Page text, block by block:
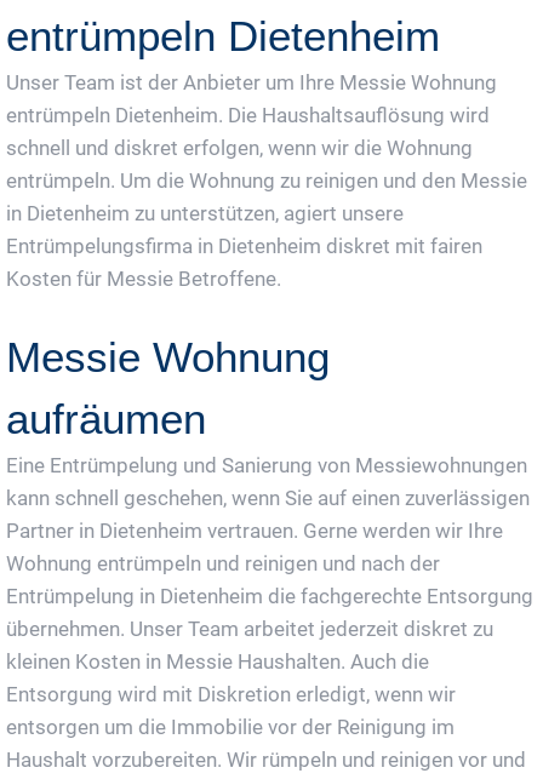
entrümpeln Dietenheim
Unser Team ist der Anbieter um Ihre Messie Wohnung
entrümpeln Dietenheim. Die Haushaltsauflösung wird
schnell und diskret erfolgen, wenn wir die Wohnung
entrümpeln. Um die Wohnung zu reinigen und den Messie
in Dietenheim zu unterstützen, agiert unsere
Entrümpelungsfirma in Dietenheim diskret mit fairen
Kosten für Messie Betroffene.
Messie Wohnung
aufräumen
Eine Entrümpelung und Sanierung von Messiewohnungen
kann schnell geschehen, wenn Sie auf einen zuverlässigen
Partner in Dietenheim vertrauen. Gerne werden wir Ihre
Wohnung entrümpeln und reinigen und nach der
Entrümpelung in Dietenheim die fachgerechte Entsorgung
übernehmen. Unser Team arbeitet jederzeit diskret zu
kleinen Kosten in Messie Haushalten. Auch die
Entsorgung wird mit Diskretion erledigt, wenn wir
entsorgen um die Immobilie vor der Reinigung im
Haushalt vorzubereiten. Wir rümpeln und reinigen vor und